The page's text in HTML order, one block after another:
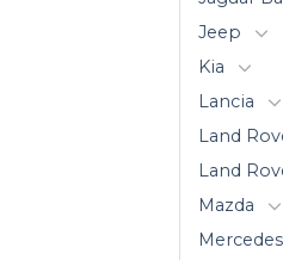
Jeep
Kia
Lancia
Land
Land
Mazda
Mercedes